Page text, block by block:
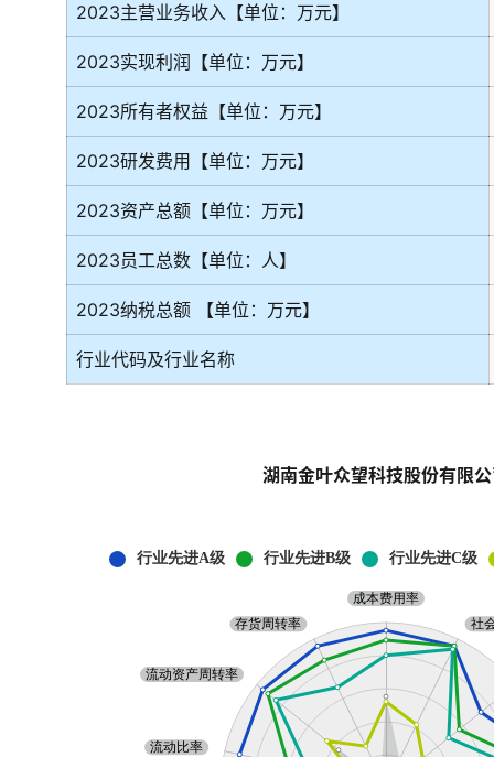
2023主营业务收入【单位：万元】
2023实现利润【单位：万元】
2023所有者权益【单位：万元】
2023研发费用【单位：万元】
2023资产总额【单位：万元】
2023员工总数【单位：人】
2023纳税总额 【单位：万元】
行业代码及行业名称
湖南金叶众望科技股份有限